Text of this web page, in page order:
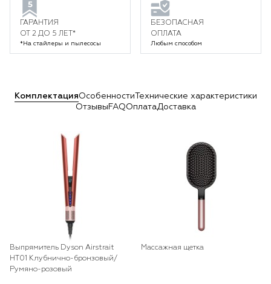
ГАРАНТИЯ
ОТ 2 ДО 5 ЛЕТ*
*На стайлеры и пылесосы
БЕЗОПАСНАЯ
ОПЛАТА
Любым способом
КомплектацияОсобенности Технические характеристики
Отзывы FAQОплатаДоставка
Выпрямитель Dyson Airstrait
HT01 Клубнично-бронзовый/
Румяно-розовый
Массажная щетка